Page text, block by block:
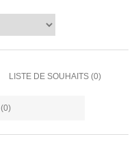
LISTE DE SOUHAITS (0)
(0)